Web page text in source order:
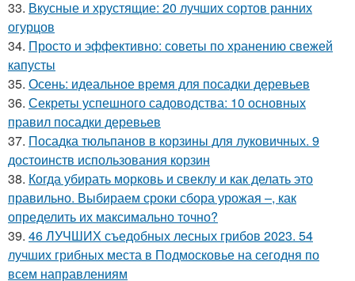
33. Вкусные и хрустящие: 20 лучших сортов ранних
огурцов
34. Просто и эффективно: советы по хранению свежей
капусты
35. Осень: идеальное время для посадки деревьев
36. Секреты успешного садоводства: 10 основных
правил посадки деревьев
37. Посадка тюльпанов в корзины для луковичных. 9
достоинств использования корзин
38. Когда убирать морковь и свеклу и как делать это
правильно. Выбираем сроки сбора урожая –, как
определить их максимально точно?
39. 46 ЛУЧШИХ съедобных лесных грибов 2023. 54
лучших грибных места в Подмосковье на сегодня по
всем направлениям